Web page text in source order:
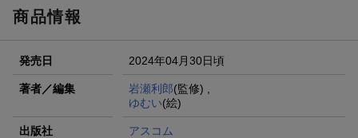
商品情報
発売日 2024年04月30日頃
著者／編集 岩瀬利郎(監修) ,
ゆむい(絵)
出版社 アスコム